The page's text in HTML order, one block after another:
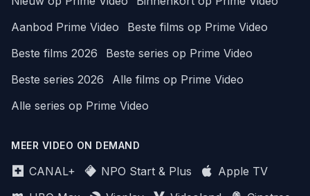
Aanbod Prime Video
Beste films op Prime Video
Beste films 2026
Beste series op Prime Video
Beste series 2026
Alle films op Prime Video
Alle series op Prime Video
MEER VIDEO ON DEMAND
CANAL+ NPO Start & Plus
Apple TV